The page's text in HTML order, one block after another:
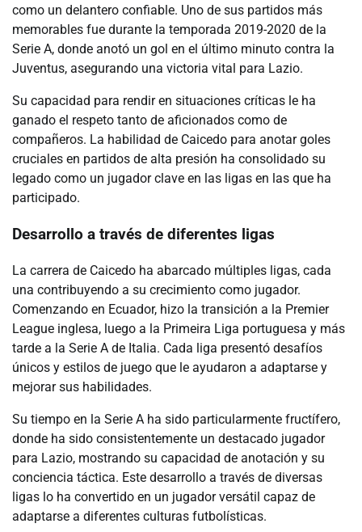
como un delantero confiable. Uno de sus partidos más
memorables fue durante la temporada 2019-2020 de la
Serie A, donde anotó un gol en el último minuto contra la
Juventus, asegurando una victoria vital para Lazio.
Su capacidad para rendir en situaciones críticas le ha
ganado el respeto tanto de aficionados como de
compañeros. La habilidad de Caicedo para anotar goles
cruciales en partidos de alta presión ha consolidado su
legado como un jugador clave en las ligas en las que ha
participado.
Desarrollo a través de diferentes ligas
La carrera de Caicedo ha abarcado múltiples ligas, cada
una contribuyendo a su crecimiento como jugador.
Comenzando en Ecuador, hizo la transición a la Premier
League inglesa, luego a la Primeira Liga portuguesa y más
tarde a la Serie A de Italia. Cada liga presentó desafíos
únicos y estilos de juego que le ayudaron a adaptarse y
mejorar sus habilidades.
Su tiempo en la Serie A ha sido particularmente fructífero,
donde ha sido consistentemente un destacado jugador
para Lazio, mostrando su capacidad de anotación y su
conciencia táctica. Este desarrollo a través de diversas
ligas lo ha convertido en un jugador versátil capaz de
adaptarse a diferentes culturas futbolísticas.